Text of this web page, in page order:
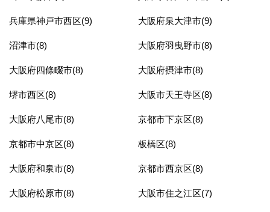
兵庫県神戸市西区(9) 大阪府泉大津市(9)
沼津市(8) 大阪府羽曳野市(8)
大阪府四條畷市(8) 大阪府摂津市(8)
堺市西区(8) 大阪市天王寺区(8)
大阪府八尾市(8) 京都市下京区(8)
京都市中京区(8) 板橋区(8)
大阪府和泉市(8) 京都市西京区(8)
大阪府松原市(8) 大阪市住之江区(7)